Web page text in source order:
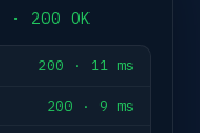
200 OK
200 · 11 ms
200 · 9 ms